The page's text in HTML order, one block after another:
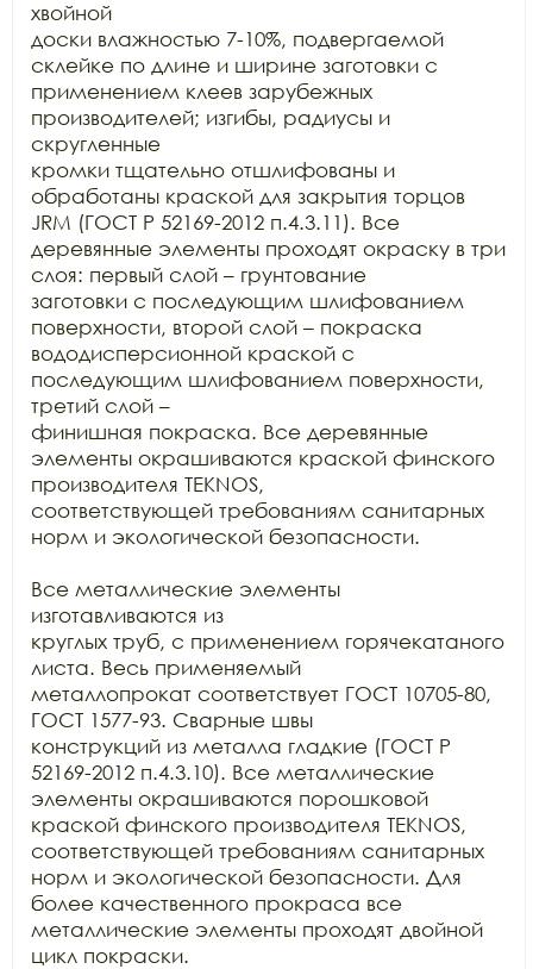
хвойной
доски влажностью 7-10%, подвергаемой
склейке по длине и ширине заготовки с
применением клеев зарубежных
производителей; изгибы, радиусы и
скругленные
кромки тщательно отшлифованы и
обработаны краской для закрытия торцов
JRM (ГОСТ Р 52169-2012 п.4.3.11). Все
деревянные элементы проходят окраску в три
слоя: первый слой – грунтование
заготовки с последующим шлифованием
поверхности, второй слой – покраска
вододисперсионной краской с
последующим шлифованием поверхности,
третий слой –
финишная покраска. Все деревянные
элементы окрашиваются краской финского
производителя TEKNOS,
соответствующей требованиям санитарных
норм и экологической безопасности.
Все металлические элементы
изготавливаются из
круглых труб, с применением горячекатаного
листа. Весь применяемый
металлопрокат соответствует ГОСТ 10705-80,
ГОСТ 1577-93. Сварные швы
конструкций из металла гладкие (ГОСТ Р
52169-2012 п.4.3.10). Все металлические
элементы окрашиваются порошковой
краской финского производителя TEKNOS,
соответствующей требованиям санитарных
норм и экологической безопасности. Для
более качественного прокраса все
металлические элементы проходят двойной
цикл покраски.